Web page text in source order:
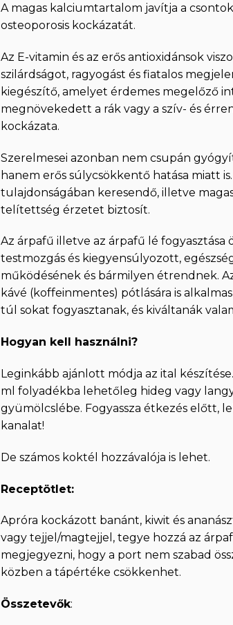
A magas kalciumtartalom javítja a
osteoporosis kockázatát.
Az E-vitamin és az erős antioxidánsok
szilárdságot, ragyogást és fiatalos
kiegészítő, amelyet érdemes megelőző
megnövekedett a rák vagy a szív- és
kockázata.
Szerelmesei azonban nem csupán
hanem erős súlycsökkentő hatása miatt
tulajdonságában keresendő, illetve
telítettség érzetet biztosít.
Az árpafű illetve az árpafű lé
testmozgás és kiegyensúlyozott,
működésének és bármilyen étrendnek.
kávé (koffeinmentes) pótlására is
túl sokat fogyasztanak, és kiváltanák
Hogyan kell használni?
Leginkább ajánlott módja az ital
ml folyadékba lehetőleg hideg vagy
gyümölcslébe. Fogyassza étkezés előtt,
kanalat!
De számos koktél hozzávalója is lehet.
Receptötlet:
Apróra kockázott banánt, kiwit és
vagy tejjel/magtejjel, tegye hozzá az
megjegyezni, hogy a port nem szabad
közben a tápértéke csökkenhet.
Összetevők: